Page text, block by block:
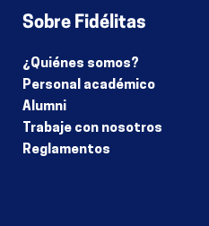
Sobre Fidélitas
¿Quiénes somos?
Personal académico
Alumni
Trabaje con nosotros
Reglamentos